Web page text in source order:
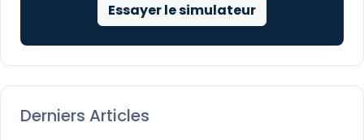
Essayer le simulateur
Derniers Articles